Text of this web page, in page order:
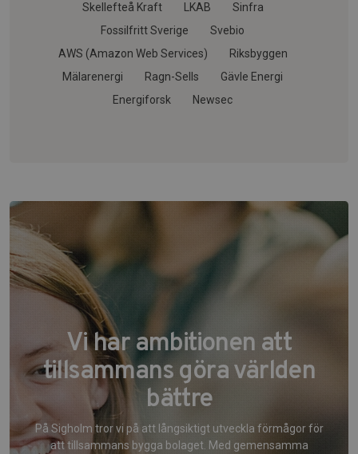
Skellefteå Kraft
LKAB
Sinfra
Fossilfritt Sverige
Svebio
AWS (Amazon Web Services)
Riksbyggen
Mälarenergi
Ragn-Sells
Gävle Energi
Energiforsk
Newsec
Vi har ambitionen att
tillsammans göra världen
bättre
På Sigholm tror vi på att långsiktigt utveckla förmågor för
att tillsammans bygga bolaget. Med gemensamma